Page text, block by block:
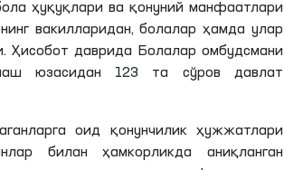
ҳуқуқлари ва қонуний манфаатлари
вакилларидан, болалар ҳамда улар
Ҳисобот даврида Болалар омбудсмани
юзасидан 123 та сўров давлат
оид қонунчилик ҳужжатлари
билан ҳамкорликда аниқланган